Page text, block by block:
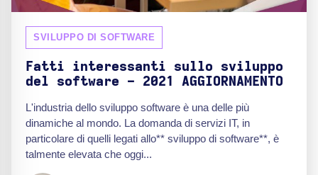
SVILUPPO DI SOFTWARE
Fatti interessanti sullo sviluppo
del software - 2021 AGGIORNAMENTO
L'industria dello sviluppo software è una delle più
dinamiche al mondo. La domanda di servizi IT, in
particolare di quelli legati allo** sviluppo di software**, è
talmente elevata che oggi...